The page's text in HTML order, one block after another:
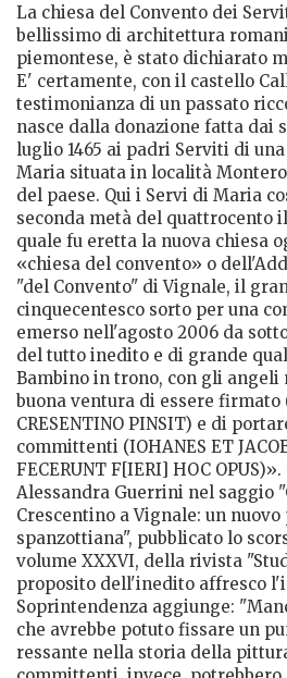
La chiesa del Convento dei
bellissimo di architettura
piemontese, è stato dichiarato
E' certamente, con il castello
testimonianza di un passato
nasce dalla donazione fatta dai
luglio 1465 ai padri Serviti di
Maria situata in località
del paese. Qui i Servi di Maria
seconda metà del quattrocento
quale fu eretta la nuova chiesa
«chiesa del convento» o
"del Convento" di Vignale, il
cinquecentesco sorto per una
emer­so nell'agosto 2006 da
del tutto inedito e di grande
Bambino in trono, con gli angeli
buona ventura di essere firmato
CRESENTINO PINSIT) e di
committenti (IOHANES ET
FECERUNT F[IERI] HOC
Alessandra Guerrini nel saggio
Crescentino a Vignale: un
spanzottiana", pubblicato lo
volume XXXVI, della rivista
proposito dell'inedito affresco
Soprintendenza aggiunge:
che avrebbe potuto fissare un
ressante nella storia della